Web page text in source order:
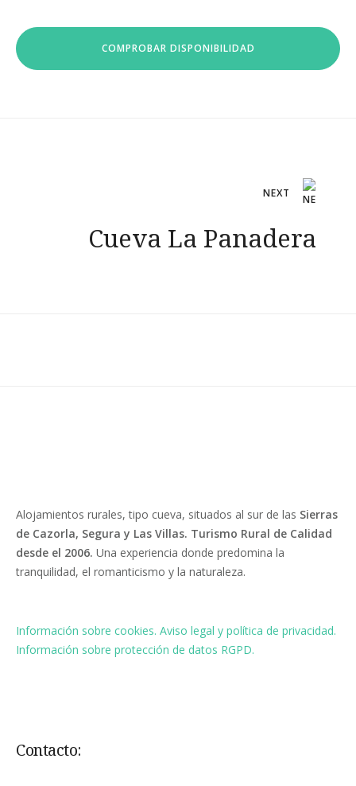
NEXT
Cueva La Panadera
Alojamientos rurales, tipo cueva, situados al sur de las Sierras
de Cazorla, Segura y Las Villas. Turismo Rural de Calidad
desde el 2006. Una experiencia donde predomina la
tranquilidad, el romanticismo y la naturaleza.
Información sobre cookies. Aviso legal y política de privacidad.
Información sobre protección de datos RGPD.
Contacto: